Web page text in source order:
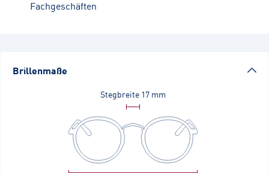
Fachgeschäften
Brillenmaße
Stegbreite 17 mm